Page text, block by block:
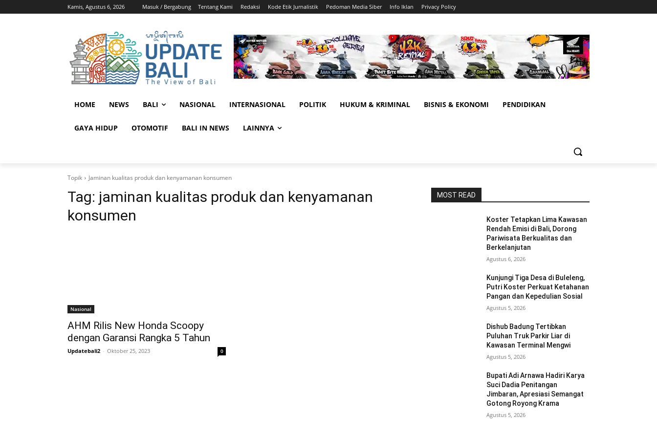
Kamis, Agustus 6, 2026 Masuk / Bergabung Tentang Kami Redaksi Kode Etik Jurnalistik Pedoman Media Siber Info Iklan Privacy Policy
HOME NEWS BALI NASIONAL INTERNASIONAL POLITIK HUKUM & KRIMINAL BISNIS & EKONOMI PENDIDIKAN
GAYA HIDUP OTOMOTIF BALI IN NEWS LAINNYA
Topik Jaminan kualitas produk dan kenyamanan konsumen
Tag: jaminan kualitas produk dan kenyamanan
konsumen
Nasional
AHM Rilis New Honda Scoopy
dengan Garansi Rangka 5 Tahun
Updatebali2 - Oktober 25, 2023 0
MOST READ
Koster Tetapkan Lima Kawasan
Rendah Emisi di Bali, Dorong
Pariwisata Berkualitas dan
Berkelanjutan
Agustus 6, 2026
Kunjungi Tiga Desa di Buleleng,
Putri Koster Perkuat Ketahanan
Pangan dan Kepedulian Sosial
Agustus 5, 2026
Dishub Badung Tertibkan
Puluhan Truk Parkir Liar di
Kawasan Terminal Mengwi
Agustus 5, 2026
Bupati Adi Arnawa Hadiri Karya
Suci Dadia Penitangan
Jimbaran, Apresiasi Semangat
Gotong Royong Krama
Agustus 5, 2026